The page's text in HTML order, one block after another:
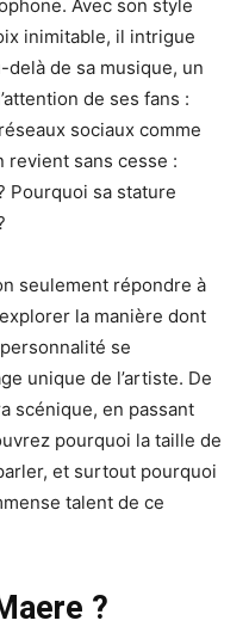
Avec son style
inimitable, il intrigue
delà de sa musique, un
de ses fans :
sociaux comme
revient sans cesse :
Pourquoi sa stature
seulement répondre à
la manière dont
se
unique de l’artiste. De
scénique, en passant
pourquoi la taille de
et surtout pourquoi
talent de ce
?